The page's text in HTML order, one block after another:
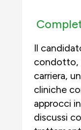
Il
condotto,
carriera,
cliniche
approcci
discussi